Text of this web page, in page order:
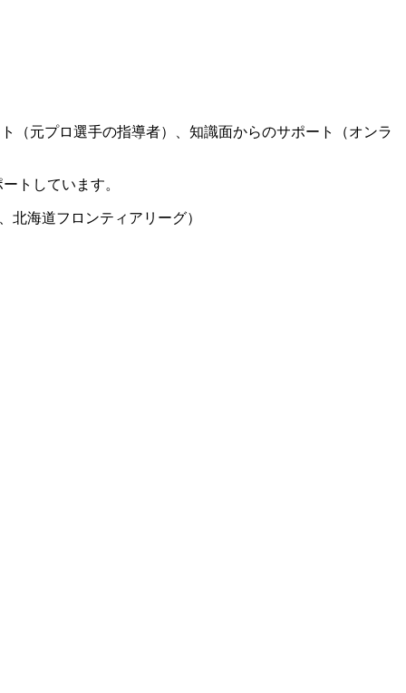
（元プロ選手の指導者）、知識面からのサポート（オンラ
トしています。
海道フロンティアリーグ）